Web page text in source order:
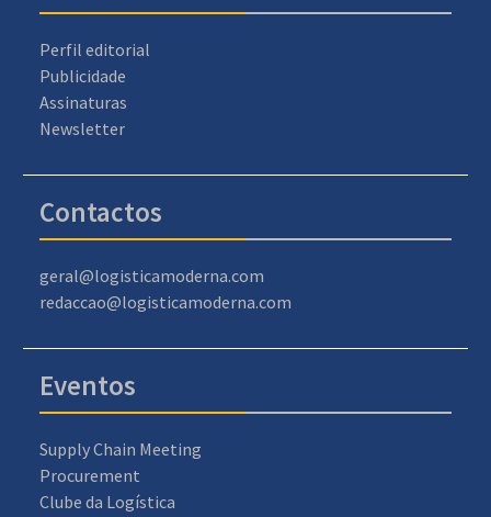
Perfil editorial
Publicidade
Assinaturas
Newsletter
Contactos
geral@logisticamoderna.com
redaccao@logisticamoderna.com
Eventos
Supply Chain Meeting
Procurement
Clube da Logística